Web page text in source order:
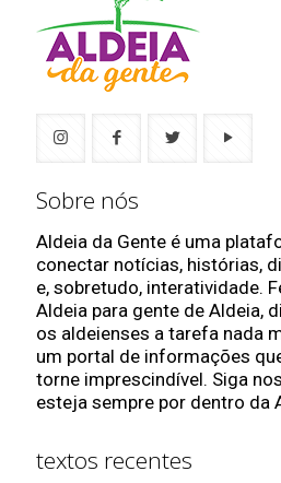
Sobre nós
Aldeia da Gente é uma
conectar notícias, histórias,
e, sobretudo, interatividade.
Aldeia para gente de Aldeia,
os aldeienses a tarefa nada
um portal de informações
torne imprescindível. Siga
esteja sempre por dentro da
textos recentes